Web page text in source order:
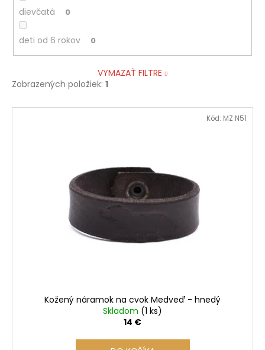
dievčatá 0
deti od 6 rokov 0
VYMAZAŤ FILTRE
Zobrazených položiek: 1
V
Kožený náramok na cvok Medveď - hnedý
Skladom (1 ks)
14 €
Kód: MZ N51